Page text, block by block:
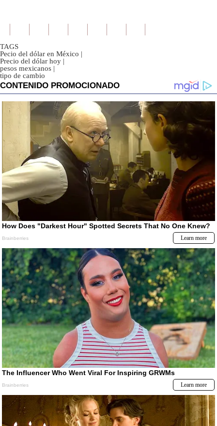
TAGS
Pecio del dólar en México |
Precio del dólar hoy |
pesos mexicanos |
tipo de cambio